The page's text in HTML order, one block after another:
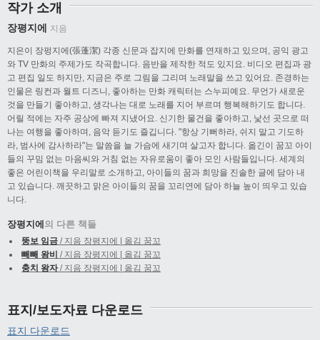
작가 소개
장평지에 지음
지은이 장펑지에(張蓬潔) 각종 신문과 잡지에 만화를 연재하고 있으며, 공익 광고
와 TV 만화의 주제가도 작곡합니다. 음반을 제작한 적도 있지요. 비디오 편집과 광
고 편집 일도 하지만, 지금은 주로 그림을 그리며 노래말을 쓰고 있어요. 존경하는
인물은 링컨과 월트 디즈니, 좋아하는 만화 캐릭터는 스누피예요. 무언가 새로운
것을 만들기 좋아하고, 생각나는 대로 노래를 지어 부르며 행복해하기도 합니다.
어릴 적에는 자주 공상에 빠져 지냈어요. 신기한 물건을 좋아하고, 낯선 곳으로 떠
나는 여행을 좋아하며, 음악 듣기도 즐깁니다. "항상 기뻐하라, 쉬지 말고 기도하
라, 범사에 감사하라"는 말씀을 늘 가슴에 새기며 살고자 합니다. 옮긴이 꿈꼬 아이
들의 꾸밈 없는 마음씨와 거침 없는 자유로움이 좋아 모인 사람들입니다. 세계의
좋은 어린이책을 우리말로 소개하고, 아이들의 꿈과 희망을 진솔한 글에 담아 내
고 있습니다. 깨끗하고 맑은 아이들의 꿈을 꼬리연에 담아 하늘 높이 띄우고 있습
니다.
장평지에의 다른 책들
뚱보 임금 / 지음 장평지에 | 옮김 꿈꼬
빼빼 왕비 / 지음 장평지에 | 옮김 꿈꼬
충치 왕자/ 지음 장평지에 | 옮김 꿈꼬
표지/보도자료 다운로드
표지 다운로드